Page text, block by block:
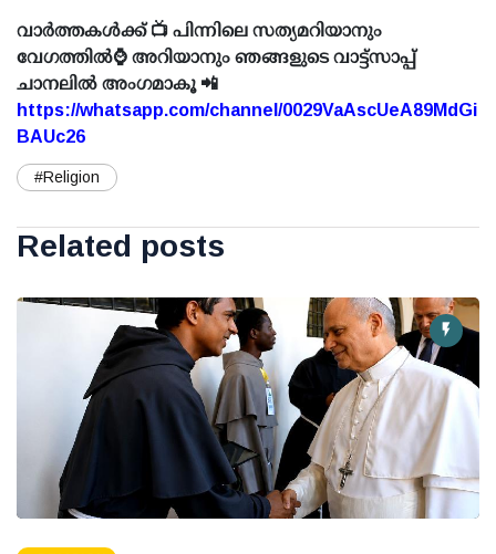
വാർത്തകൾക്ക് 📺 പിന്നിലെ സത്യമറിയാനും
വേഗത്തിൽ⌚ അറിയാനും ഞങ്ങളുടെ വാട്ട്സാപ്പ്
ചാനലിൽ അംഗമാകൂ 📲
https://whatsapp.com/channel/0029VaAscUeA89MdGi
BAUc26
#Religion
Related posts